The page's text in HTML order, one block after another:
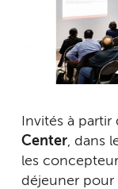
Invités à partir
Center , dans
les
déjeuner pour